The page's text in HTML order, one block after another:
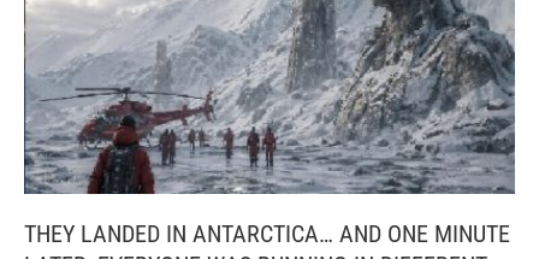
THEY LANDED IN ANTARCTICA… AND ONE MINUTE